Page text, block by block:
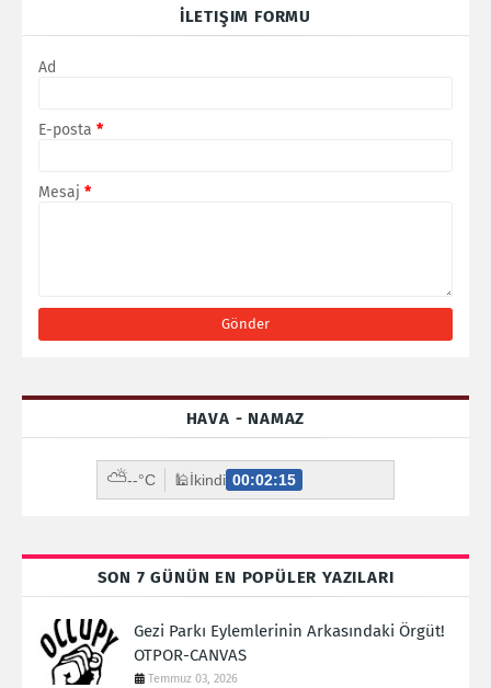
İLETIŞIM FORMU
Ad
E-posta *
Mesaj *
HAVA - NAMAZ
⛅--°C 🕌İkindi 00:02:14
SON 7 GÜNÜN EN POPÜLER YAZILARI
Gezi Parkı Eylemlerinin Arkasındaki Örgüt!
OTPOR-CANVAS
Temmuz 03, 2026